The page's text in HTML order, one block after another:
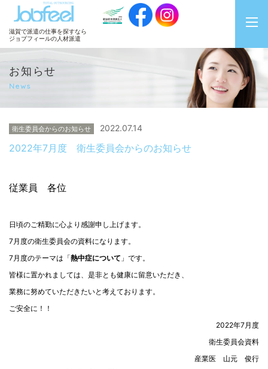
JobFeel
滋賀で派遣の仕事を探すなら
ジョブフィールの人材派遣
お知らせ
News
衛生委員会からのお知らせ 2022.07.14
2022年7月度 衛生委員会からのお知らせ
従業員 各位
日頃のご精勤に心より感謝申し上げます。
7月度の衛生委員会の資料になります。
7月度のテーマは「熱中症について 」です。
皆様に置かれましては、是非とも健康に留意いただき、
業務に努めていただきたいと考えております。
ご安全に！！
2022年7月度
衛生委員会資料
産業医 山元 俊行